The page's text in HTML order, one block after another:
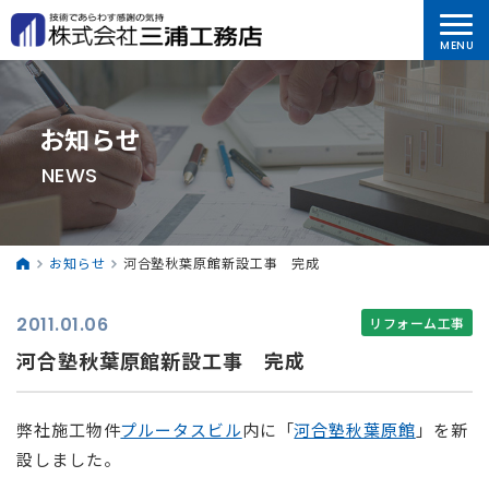
お知らせ
NEWS
お知らせ 河合塾秋葉原館新設工事 完成
2011.01.06 リフォーム工事
河合塾秋葉原館新設工事 完成
弊社施工物件プルータスビル内に「河合塾秋葉原館 」を新
設しました。